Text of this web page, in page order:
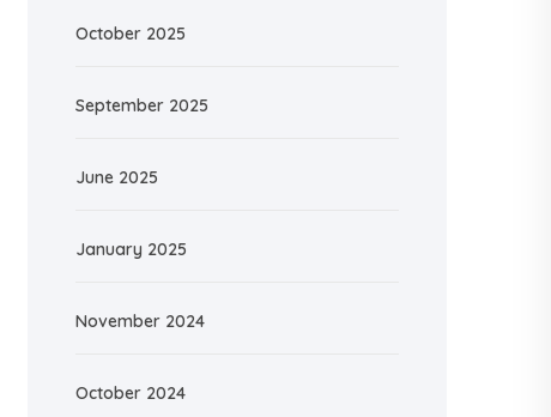
October 2025
September 2025
June 2025
January 2025
November 2024
October 2024